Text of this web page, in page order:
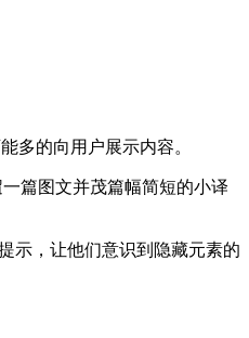
多的向用户展示内容。
篇图文并茂篇幅简短的小译
示，让他们意识到隐藏元素的